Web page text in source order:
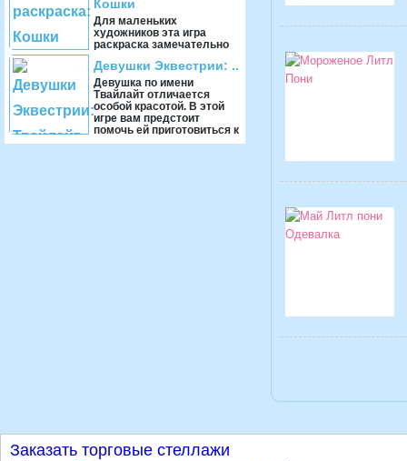
Кошки
Для маленьких
художников эта игра
раскраска замечательно
интересно провести свое
свободное время. Раскрой
свою фа ...
Девушки Эквестрии: ..
Девушка по имени
Твайлайт отличается
особой красотой. В этой
игре вам предстоит
помочь ей приготовиться к
очередному спортивному
Заказать торговые стеллажи